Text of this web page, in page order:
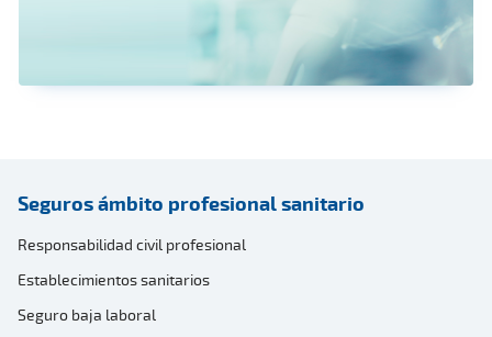
Seguros ámbito profesional sanitario
Responsabilidad civil profesional
Establecimientos sanitarios
Seguro baja laboral